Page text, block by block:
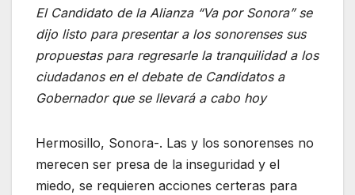
El Candidato de la Alianza “Va por Sonora” se
dijo listo para presentar a los sonorenses sus
propuestas para regresarle la tranquilidad a los
ciudadanos en el debate de Candidatos a
Gobernador que se llevará a cabo hoy
Hermosillo, Sonora-. Las y los sonorenses no
merecen ser presa de la inseguridad y el
miedo, se requieren acciones certeras para